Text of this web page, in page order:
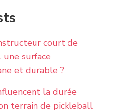
court de
surface
et durable ?
la durée
terrain de pickleball